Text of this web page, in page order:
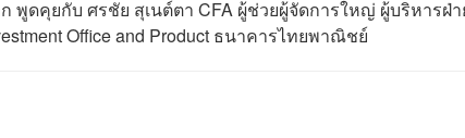
พูดคุยกับ ศรชัย สุเนต์ตา CFA ผู้ช่วยผู้จัดการใหญ่ ผู้บริหารฝ่
Office and Product ธนาคารไทยพาณิชย์